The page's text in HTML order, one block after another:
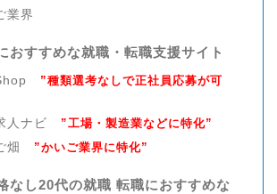
業界
おすすめな就職・転職支援サイト
”種類選考なしで正社員応募が可
人ナビ ”工場・製造業などに特化”
畑 ”かいご業界に特化”
なし20代の就職 転職におすすめな